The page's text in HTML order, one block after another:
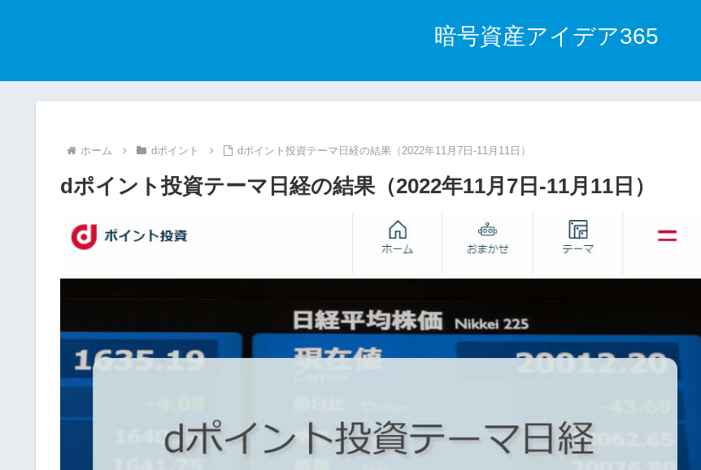
暗号資産アイデア365
ホーム dポイント dポイント投資テーマ日経の結果（2022年11月7日-11月11日）
dポイント投資テーマ日経の結果（2022年11月7日-11月11日）